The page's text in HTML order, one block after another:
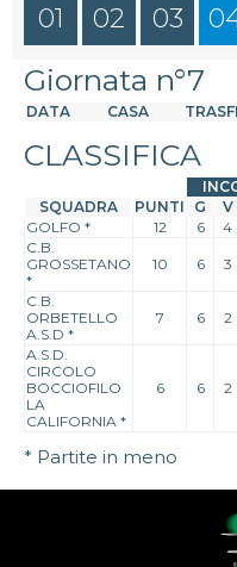
01 02 03
Giornata n°7
DATA CASA
CLASSIFICA
SQUADRA
PUNTI G V
GOLFO * 12 6 4
C.B.
GROSSETANO
*
10 6 3
C.B.
ORBETELLO
A.S.D *
7 6 2
A.S.D.
CIRCOLO
BOCCIOFILO
LA
CALIFORNIA *
6 6 2
* Partite in meno